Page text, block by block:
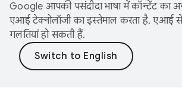
Google आपकी पसंदीदा भाषा में कॉन्टेंट का
एआई टेक्नोलॉजी का इस्तेमाल करता है. एआई
गलतियां हो सकती हैं.